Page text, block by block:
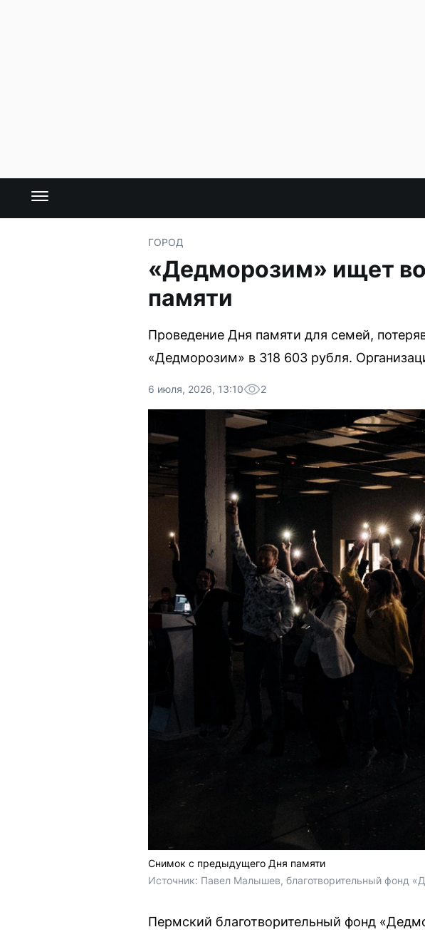
ГОРОД
«Дедморозим» ищет
памяти
Проведение Дня памяти для семей,
«Дедморозим» в 318 603 рубля.
6 июля, 2026, 13:10 2
Снимок с предыдущего Дня памяти
Источник: Павел Малышев, благотворительный фонд
Пермский благотворительный фонд